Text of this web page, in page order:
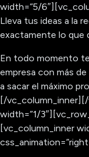
width=”5/
Lleva tus ideas a la
exactamente lo que
En todo momento
empresa con más
a sacar el máximo
[/
width=”1/
[vc_column_inner